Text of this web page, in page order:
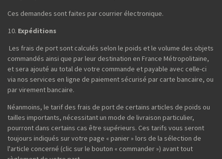
Ces demandes sont faites par courrier électronique.
Expéditions
Les frais de port sont calculés selon le poids et le volume des objets
commandés ainsi que par leur destination en France Métropolitaine,
et sera ajouté au total de votre commande et payable avec celle-ci
via nos services en ligne de paiement sécurisé par carte bancaire, ou
par virement bancaire.
Néanmoins, le tarif des frais de port de certains articles de poids ou
tailles importants, nécessitant un mode de livraison particulier,
pourront dans certains cas être supérieurs. Ces tarifs vous seront
toujours indiqués sur votre page « panier » lors de la sélection de
l'article concerné (clic sur le bouton « commander ») avant tout